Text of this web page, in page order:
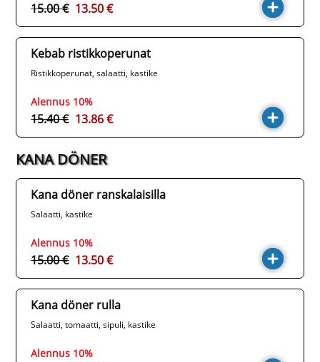
15.00 € 13.50 €
Kebab ristikkoperunat
Ristikkoperunat, salaatti, kastike
Alennus 10%
15.40 € 13.86 €
KANA DÖNER
Kana döner ranskalaisilla
Salaatti, kastike
Alennus 10%
15.00 € 13.50 €
Kana döner rulla
Salaatti, tomaatti, sipuli, kastike
Alennus 10%